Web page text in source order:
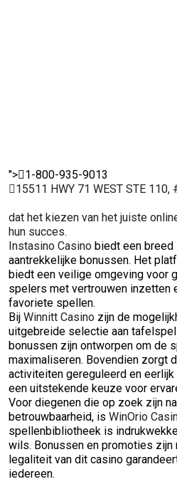
"> 1-800-935-9013
15511 HWY 71 WEST STE
dat het kiezen van het juiste
hun succes.
Instasino Casino biedt een breed
aantrekkelijke bonussen. Het
biedt een veilige omgeving voor
spelers met vertrouwen inzetten
favoriete spellen.
Bij Winnitt Casino zijn de
uitgebreide selectie aan
bonussen zijn ontworpen om de
maximaliseren. Bovendien zorgt
activiteiten gereguleerd en
een uitstekende keuze voor
Voor diegenen die op zoek zijn
betrouwbaarheid, is WinOrio
spellenbibliotheek is
wils. Bonussen en promoties zijn
legaliteit van dit casino
iedereen.